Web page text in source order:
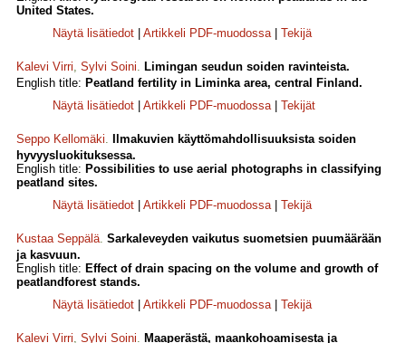
United States.
Näytä lisätiedot
Artikkeli PDF-muodossa| Tekijä
Kalevi Virri, Sylvi Soini. Limingan seudun soiden ravinteista.
English title: Peatland fertility in Liminka area, central Finland.
Näytä lisätiedot
Artikkeli PDF-muodossa| Tekijät
Seppo Kellomäki.
Ilmakuvien käyttömahdollisuuksista soiden
hyvyysluokituksessa.
English title: Possibilities to use aerial photographs in classifying
peatland sites.
Näytä lisätiedot
Artikkeli PDF-muodossa| Tekijä
Kustaa Seppälä. Sarkaleveyden vaikutus suometsien puumäärään
ja kasvuun.
English title: Effect of drain spacing on the volume and growth of
peatlandforest stands.
Näytä lisätiedot
Artikkeli PDF-muodossa| Tekijä
Kalevi Virri, Sylvi Soini. Maaperästä, maankohoamisesta ja